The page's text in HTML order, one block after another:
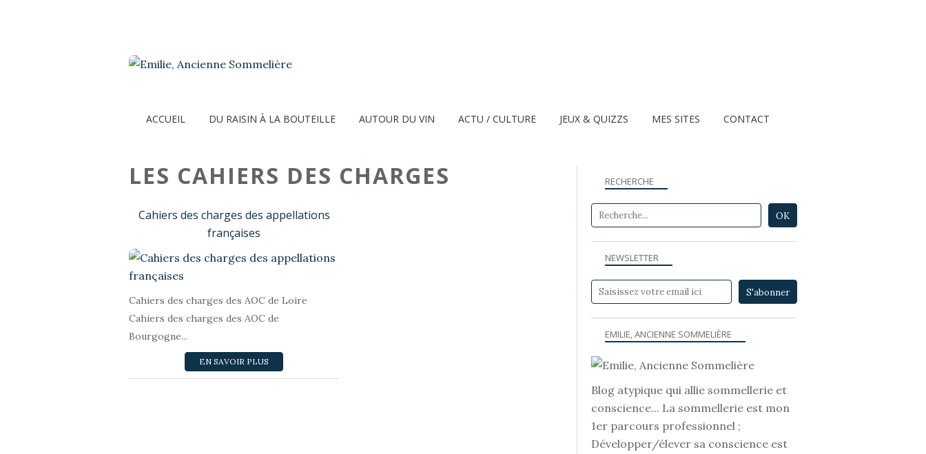
ACCUEIL DU RAISIN À LA BOUTEILLE AUTOUR DU VIN ACTU / CULTURE JEUX & QUIZZS MES SITES CONTACT
LES CAHIERS DES CHARGES
Cahiers des charges des appellations
françaises
Cahiers des charges des AOC de Loire
Cahiers des charges des AOC de
Bourgogne...
EN SAVOIR PLUS
NEWSLETTER
RECHERCHE
EMILIE, ANCIENNE SOMMELIÈRE
Blog atypique qui allie sommellerie et
conscience... La sommellerie est mon
1er parcours professionnel ;
Développer/élever sa conscience est